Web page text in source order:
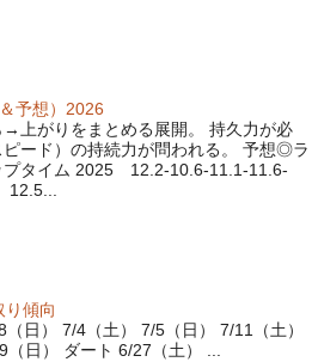
予想）2026
→上がりをまとめる展開。 持久力が必
ード）の持続力が問われる。 予想◎ラ
プタイム 2025 12.2-10.6-11.1-11.6-
傾向
日） 7/4（土） 7/5（日） 7/11（土）
日） ダート 6/27（土） ...